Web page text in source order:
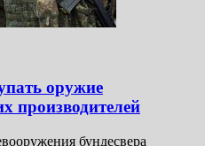
оружие
производителей
бундесвера